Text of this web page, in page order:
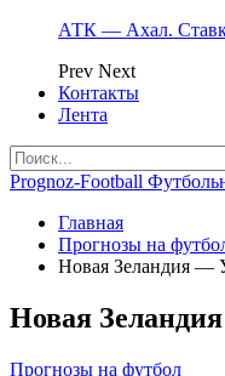
АТК — Ахал.
Prev Next
Контакты
Лента
Prognoz-Football
Главная
Прогнозы на
Новая Зеландия —
Новая
Прогнозы на футбол